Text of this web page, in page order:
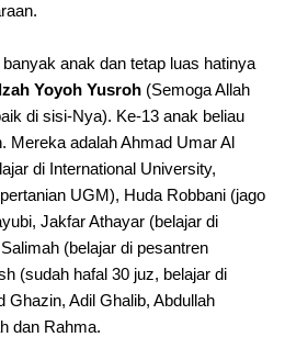
anak dan tetap luas hatinya
Yoyoh Yusroh (Semoga Allah
di sisi-Nya). Ke-13 anak beliau
Mereka adalah Ahmad Umar Al
di International University,
UGM), Huda Robbani (jago
Jakfar Athayar (belajar di
(belajar di pesantren
(sudah hafal 30 juz, belajar di
Ghazin, Adil Ghalib, Abdullah
dan Rahma.